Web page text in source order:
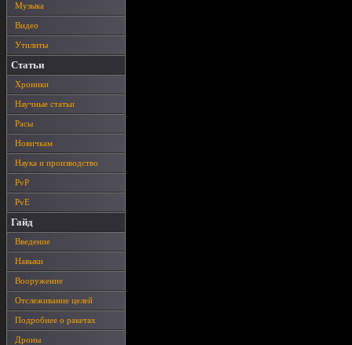
Музыка
Видео
Утилиты
Статьи
Хроники
Научные статьи
Расы
Новичкам
Наука и производство
PvP
PvE
Гайд
Введение
Навыки
Вооружение
Отслеживание целей
Подробнее о ракетах
Дроны